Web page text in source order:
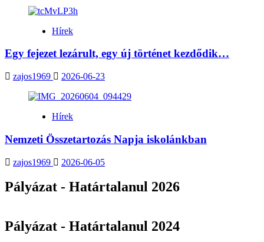
Hírek
Egy fejezet lezárult, egy új történet kezdődik…
zajos1969 2026-06-23
Hírek
Nemzeti Összetartozás Napja iskolánkban
zajos1969 2026-06-05
Pályázat - Határtalanul 2026
Pályázat - Határtalanul 2024